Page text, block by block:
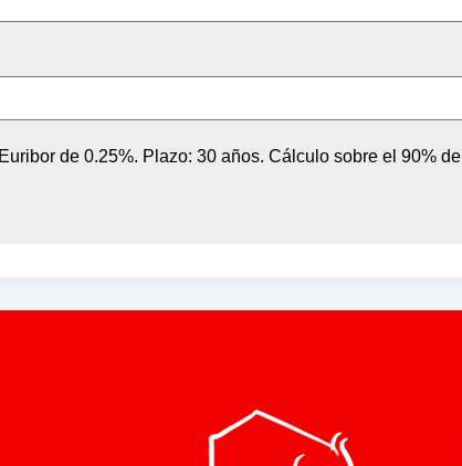
de 0.25%. Plazo: 30 años. Cálculo sobre el 90% del